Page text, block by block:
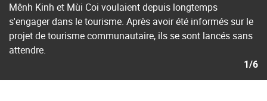
Mênh Kinh et Mùi Coi voulaient depuis longtemps
s'engager dans le tourisme. Après avoir été informés sur le
projet de tourisme communautaire, ils se sont lancés sans
attendre.
1/6